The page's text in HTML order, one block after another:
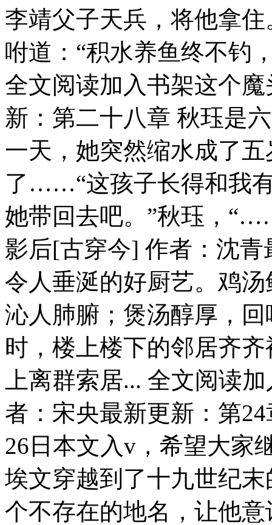
李靖父子天兵，将他拿
咐道：“积水养鱼终不钓
全文阅读加入书架这个
新：第二十八章 秋珏是
一天，她突然缩水成了
了……“这孩子长得和我
她带回去吧。”秋珏，
影后[古穿今] 作者：沈
令人垂涎的好厨艺。鸡
沁人肺腑；煲汤醇厚，
时，楼上楼下的邻居齐
上离群索居... 全文阅读
者：宋央最新更新：第
26日本文入v，希望大家
埃文穿越到了十九世纪
个不存在的地名，让他